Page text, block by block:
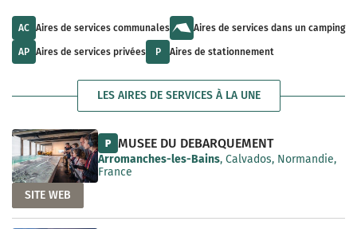
i
l
b
l
t
s
v
a
a
e
l
t
a
v
l
l
e
AC Aires de services communales Aires de services dans un camping
AP Aires de services privées P Aires de stationnement
LES AIRES DE SERVICES À LA UNE
P MUSEE DU DEBARQUEMENT
Arromanches-les-Bains, Calvados, Normandie,
France
SITE WEB